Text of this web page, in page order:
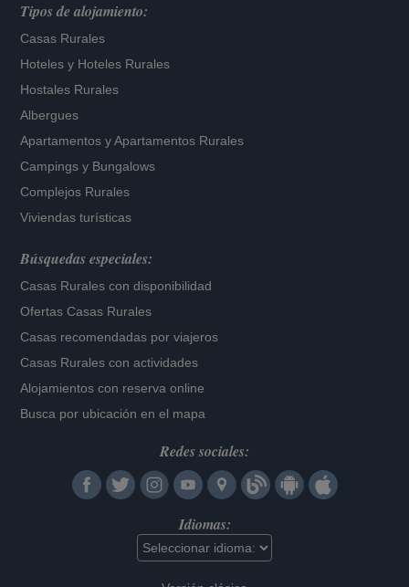
Tipos de alojamiento:
Casas Rurales
Hoteles y Hoteles Rurales
Hostales Rurales
Albergues
Apartamentos yApartamentos Rurales
Campings y Bungalows
Complejos Rurales
Viviendas turísticas
Búsquedas especiales:
Casas Rurales con disponibilidad
Ofertas Casas Rurales
Casas recomendadas por viajeros
Casas Rurales con actividades
Alojamientos con reserva online
Busca por ubicación en el mapa
Redes sociales:
Idiomas: